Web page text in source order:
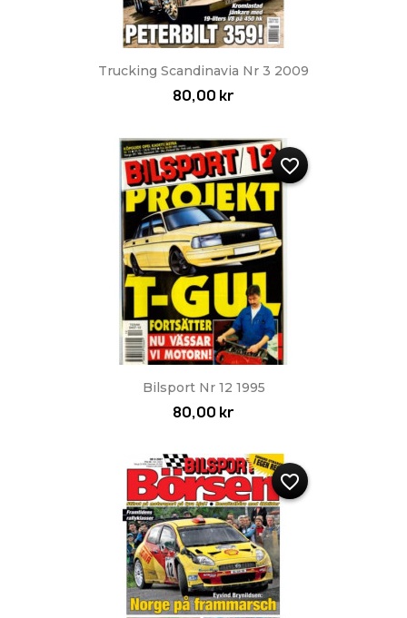
Trucking Scandinavia Nr 3 2009
80,00 kr
Bilsport Nr 12 1995
80,00 kr
favorite_border
favorite_border